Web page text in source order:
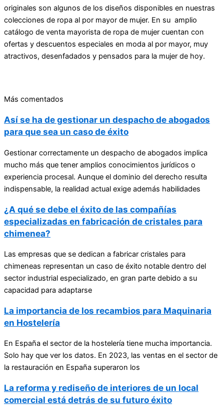
originales son algunos de los diseños disponibles en nuestras
colecciones de ropa al por mayor de mujer. En su amplio
catálogo de venta mayorista de ropa de mujer cuentan con
ofertas y descuentos especiales en moda al por mayor, muy
atractivos, desenfadados y pensados para la mujer de hoy.
Más comentados
Así se ha de gestionar un despacho de abogados
para que sea un caso de éxito
Gestionar correctamente un despacho de abogados implica
mucho más que tener amplios conocimientos jurídicos o
experiencia procesal. Aunque el dominio del derecho resulta
indispensable, la realidad actual exige además habilidades
¿A qué se debe el éxito de las compañías
especializadas en fabricación de cristales para
chimenea?
Las empresas que se dedican a fabricar cristales para
chimeneas representan un caso de éxito notable dentro del
sector industrial especializado, en gran parte debido a su
capacidad para adaptarse
La importancia de los recambios para Maquinaria
en Hostelería
En España el sector de la hostelería tiene mucha importancia.
Solo hay que ver los datos. En 2023, las ventas en el sector de
la restauración en España superaron los
La reforma y rediseño de interiores de un local
comercial está detrás de su futuro éxito